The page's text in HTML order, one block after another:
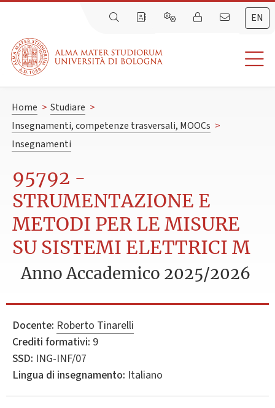
EN
Home > Studiare >
Insegnamenti, competenze trasversali, MOOCs >
Insegnamenti
95792 -
STRUMENTAZIONE E
METODI PER LE MISURE
SU SISTEMI ELETTRICI M
Anno Accademico 2025/2026
Docente: Roberto Tinarelli
Crediti formativi: 9
SSD: ING-INF/07
Lingua di insegnamento: Italiano